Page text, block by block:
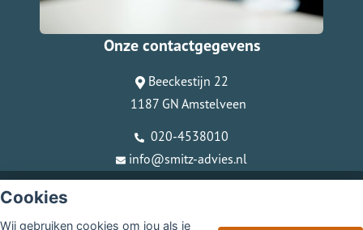
Cookies
Wij gebruiken cookies om jou als je
Onze contactgegevens
Beeckestijn 22
1187 GN Amstelveen
020-4538010
info@smitz-advies.nl
Sitemap